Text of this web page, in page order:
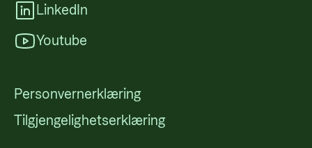
LinkedIn
Youtube
Personvernerklæring
Tilgjengelighetserklæring